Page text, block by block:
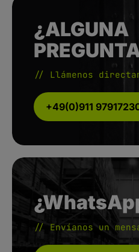
¿ALGUNA
// Llámenos
+49(0)911
// Envíanos un